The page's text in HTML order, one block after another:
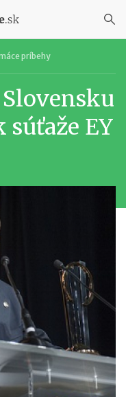
príbehy
EY